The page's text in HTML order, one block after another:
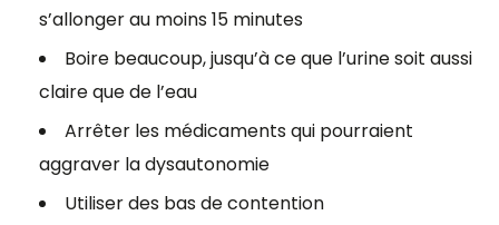
s’allonger au moins 15 minutes
Boire beaucoup, jusqu’à ce que l’urine soit aussi
claire que de l’eau
Arrêter les médicaments qui pourraient
aggraver la dysautonomie
Utiliser des bas de contention